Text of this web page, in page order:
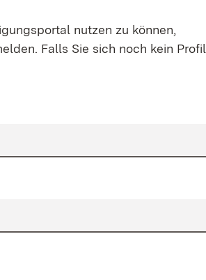
nutzen zu können,
Falls Sie sich noch kein Profil